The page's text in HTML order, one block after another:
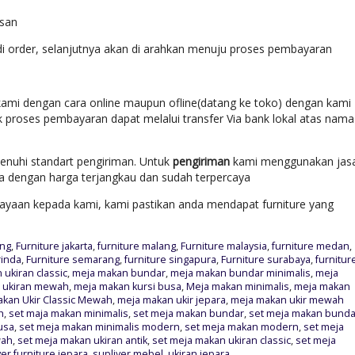
order, selanjutnya akan di arahkan menuju proses pembayaran
dengan cara online maupun ofline(datang ke toko) dengan kami
pembayaran dapat melalui transfer Via bank lokal atas nama
standart pengiriman. Untuk pengiriman kami menggunakan
harga terjangkau dan sudah terpercaya
kepada kami, kami pastikan anda mendapat furniture yang
,Furniture jakarta,furniture malang,Furniture malaysia,furniture medan,
,Furniture semarang,furniture singapura,Furniture surabaya,
ukiran classic,meja makan bundar,meja makan bundar minimalis,meja
mewah,meja makan kursi busa,Meja makan minimalis,meja makan
Ukir Classic Mewah,meja makan ukir jepara,meja makan ukir mewah
, set maja makan minimalis, set meja makan bundar, set meja makan
, set meja makan minimalis modern, set meja makan modern, set meja
, set meja makan ukiran antik, set meja makan ukiran classic, set meja